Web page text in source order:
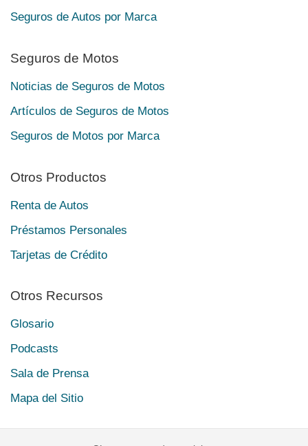
Seguros de Autos por Marca
Seguros de Motos
Noticias de Seguros de Motos
Artículos de Seguros de Motos
Seguros de Motos por Marca
Otros Productos
Renta de Autos
Préstamos Personales
Tarjetas de Crédito
Otros Recursos
Glosario
Podcasts
Sala de Prensa
Mapa del Sitio